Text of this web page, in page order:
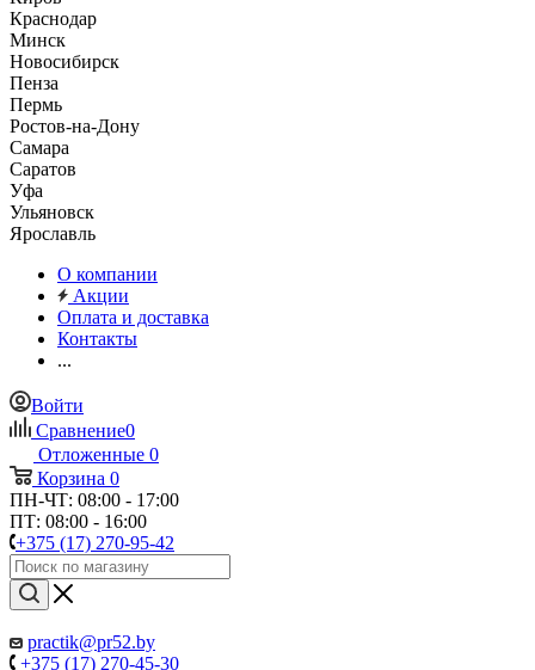
Краснодар
Минск
Новосибирск
Пенза
Пермь
Ростов-на-Дону
Самара
Саратов
Уфа
Ульяновск
Ярославль
О компании
Акции
Оплата и доставка
Контакты
...
Войти
Сравнение0
Отложенные 0
Корзина 0
ПН-ЧТ: 08:00 - 17:00
ПТ: 08:00 - 16:00
+375 (17) 270-95-42
practik@pr52.by
+375 (17) 270-45-30